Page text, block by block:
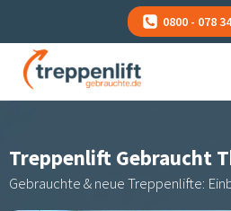
0800 - 078
Treppenlift Gebraucht
Gebrauchte & neue Treppenlifte: